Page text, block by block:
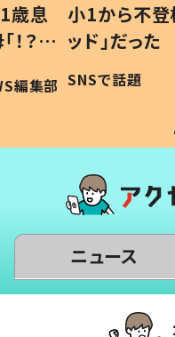
歳息
？」
編集部
小1から不登
ッド」だっ
作り続ける
#令和の子
SNSで話題
ニュース